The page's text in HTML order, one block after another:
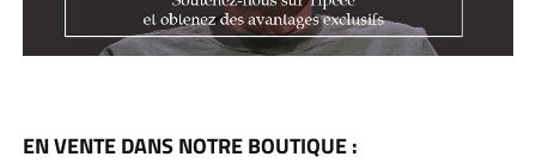
EN VENTE DANS NOTRE BOUTIQUE :